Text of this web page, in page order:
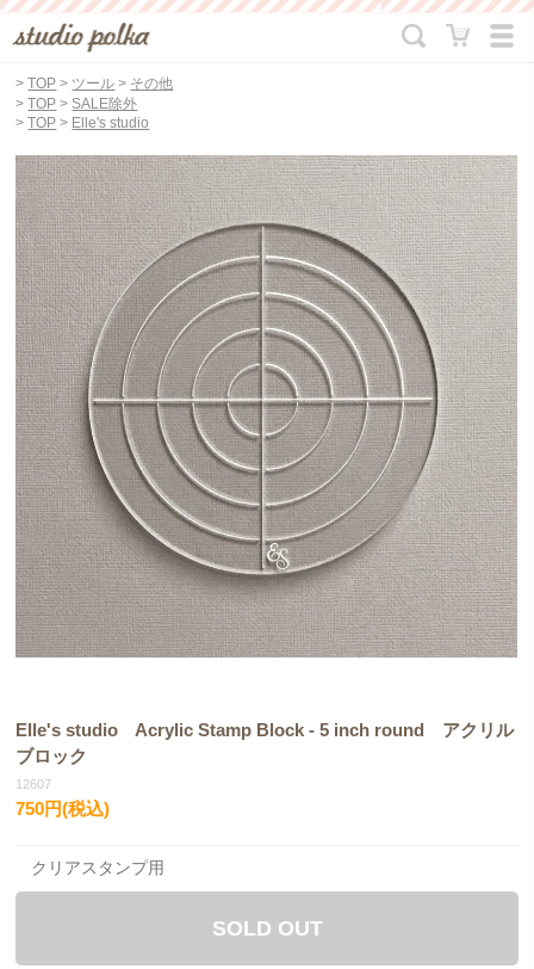
>TOP > ツール > その他
>TOP > SALE除外
>TOP > Elle's studio
Elle's studio Acrylic Stamp Block - 5 inch round アクリル
ブロック
12607
750円(税込)
クリアスタンプ用
SOLD OUT